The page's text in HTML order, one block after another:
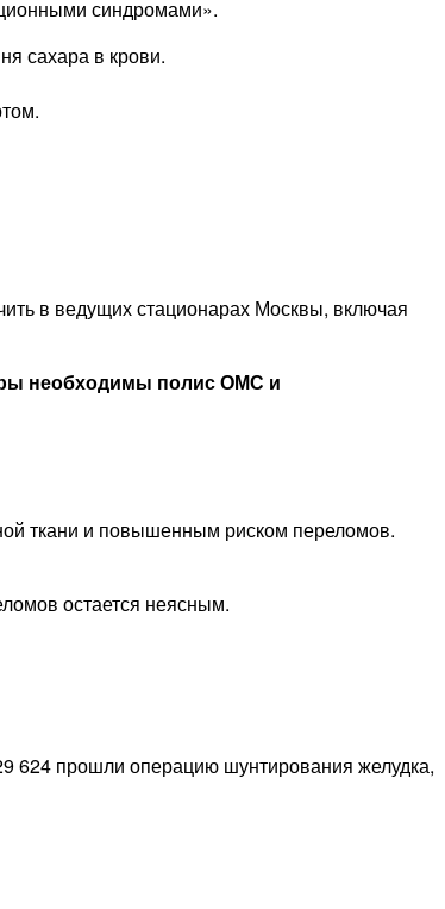
синдромами».
сахара в крови.
в ведущих стационарах Москвы, включая
необходимы полис ОМС и
ткани и повышенным риском переломов.
остается неясным.
624 прошли операцию шунтирования желудка,